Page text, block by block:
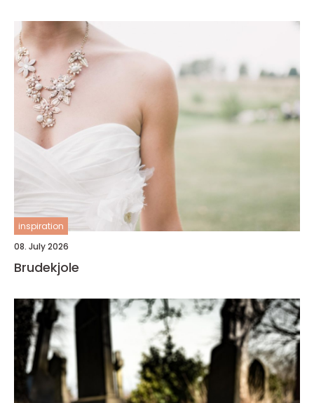
inspiration
08. July 2026
Brudekjole